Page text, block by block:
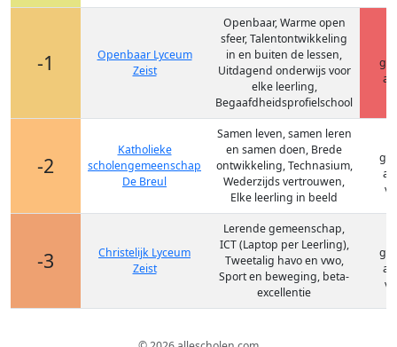
-1
Openbaar Lyceum
Zeist
Openbaar, Warme open
sfeer, Talentontwikkeling
in en buiten de lessen,
Uitdagend onderwijs voor
elke leerling,
Begaafdheidsprofielschool
-2
Katholieke
scholengemeenschap
De Breul
Samen leven, samen leren
en samen doen, Brede
ontwikkeling, Technasium,
Wederzijds vertrouwen,
Elke leerling in beeld
-3
Christelijk Lyceum
Zeist
Lerende gemeenschap,
ICT (Laptop per Leerling),
Tweetalig havo en vwo,
Sport en beweging, beta-
excellentie